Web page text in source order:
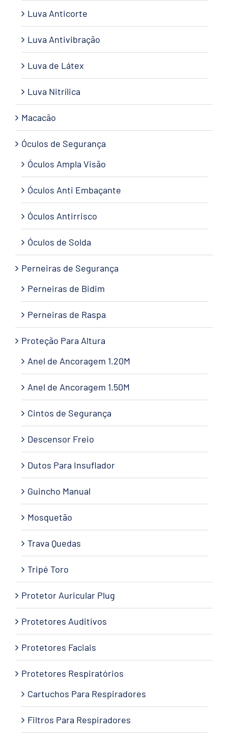
Luva Anticorte
Luva Antivibração
Luva de Látex
Luva Nitrílica
Macacão
Óculos de Segurança
Óculos Ampla Visão
Óculos Anti Embaçante
Óculos Antirrisco
Óculos de Solda
Perneiras de Segurança
Perneiras de Bidim
Perneiras de Raspa
Proteção Para Altura
Anel de Ancoragem 1.20M
Anel de Ancoragem 1.50M
Cintos de Segurança
Descensor Freio
Dutos Para Insuflador
Guincho Manual
Mosquetão
Trava Quedas
Tripé Toro
Protetor Auricular Plug
Protetores Auditivos
Protetores Faciais
Protetores Respiratórios
Cartuchos Para Respiradores
Filtros Para Respiradores